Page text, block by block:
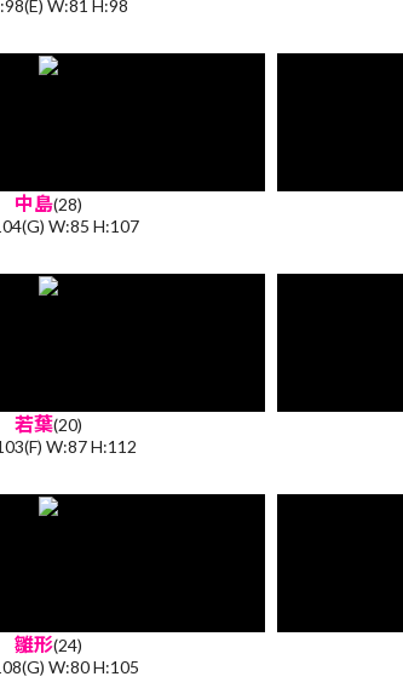
W:81 H:98
中島(28)
W:85 H:107
若葉(20)
W:87 H:112
雛形(24)
W:80 H:105